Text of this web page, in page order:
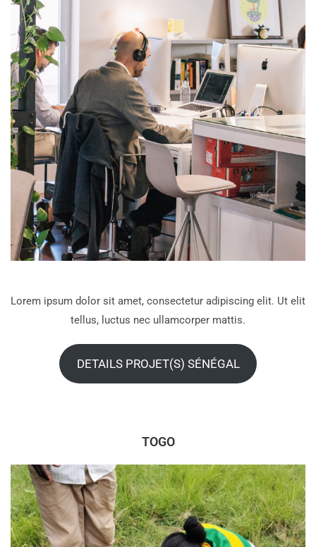
Lorem ipsum dolor sit amet, consectetur adipiscing elit. Ut elit
tellus, luctus nec ullamcorper mattis.
DETAILS PROJET(S) SÉNÉGAL
TOGO